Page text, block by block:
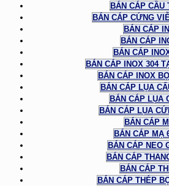
BÁN CÁP CẦU
BÁN CÁP CỨNG
BÁN CÁP
BÁN CÁP
BÁN CÁP
BÁN CÁP INOX 304
BÁN CÁP INOX
BÁN CÁP LỤA
BÁN CÁP LỤA
BÁN CÁP LỤA
BÁN CÁP
BÁN CÁP MẠ
BÁN CÁP NEO
BÁN CÁP
BÁN CÁP
BÁN CÁP THÉP